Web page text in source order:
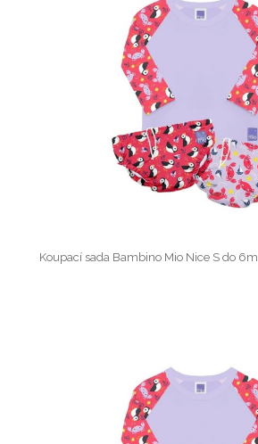
Koupací sada Bambino Mio Nice S do 6m